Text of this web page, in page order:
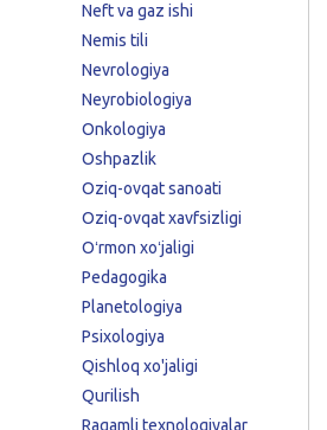
Neft va gaz ishi
Nemis tili
Nevrologiya
Neyrobiologiya
Onkologiya
Oshpazlik
Oziq-ovqat sanoati
Oziq-ovqat xavfsizligi
Oʻrmon xoʻjaligi
Pedagogika
Planetologiya
Psixologiya
Qishloq xo'jaligi
Qurilish
Raqamli texnologiyalar